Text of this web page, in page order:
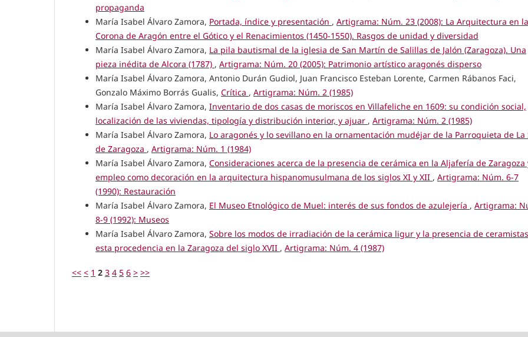
propaganda
María Isabel Álvaro Zamora, Portada, índice y presentación , Artigrama: Núm. 23 (2008): La Arquitectura en la
Corona de Aragón entre el Gótico y el Renacimientos (1450-1550). Rasgos de unidad y diversidad
María Isabel Álvaro Zamora, La pila bautismal de la iglesia de San Martín de Salillas de Jalón (Zaragoza). Una
pieza inédita de Alcora (1787) , Artigrama: Núm. 20 (2005): Patrimonio artístico aragonés disperso
María Isabel Álvaro Zamora, Antonio Durán Gudiol, Juan Francisco Esteban Lorente, Carmen Rábanos Faci,
Gonzalo Máximo Borrás Gualis, Crítica , Artigrama: Núm. 2 (1985)
María Isabel Álvaro Zamora, Inventario de dos casas de moriscos en Villafeliche en 1609: su condición social,
localización de las viviendas, tipología y distribución interior, y ajuar , Artigrama: Núm. 2 (1985)
María Isabel Álvaro Zamora, Lo aragonés y lo sevillano en la ornamentación mudéjar de la Parroquieta de La
de Zaragoza , Artigrama: Núm. 1 (1984)
María Isabel Álvaro Zamora, Consideraciones acerca de la presencia de cerámica en la Aljafería de Zaragoza
empleo como decoración en la arquitectura hispanomusulmana de los siglos XI y XII , Artigrama: Núm. 6-7
(1990): Restauración
María Isabel Álvaro Zamora, El Museo Etnológico de Muel: interés de sus fondos de azulejería , Artigrama:
8-9 (1992): Museos
María Isabel Álvaro Zamora, Sobre los modos de irradiación de la cerámica ligur y la presencia de
esta procedencia en la Zaragoza del siglo XVII , Artigrama: Núm. 4 (1987)
<< < 1 2 3 4 5 6 > >>